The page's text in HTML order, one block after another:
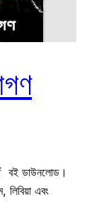
বই ডাউনলোড।
লিবিয়া এবং